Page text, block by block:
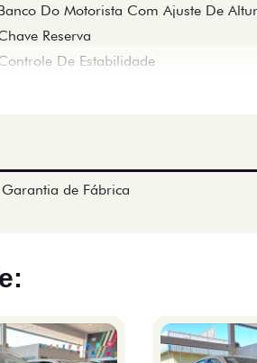
Do Motorista Com Ajuste De
Reserva
De Estabilidade
Garantia de Fábrica